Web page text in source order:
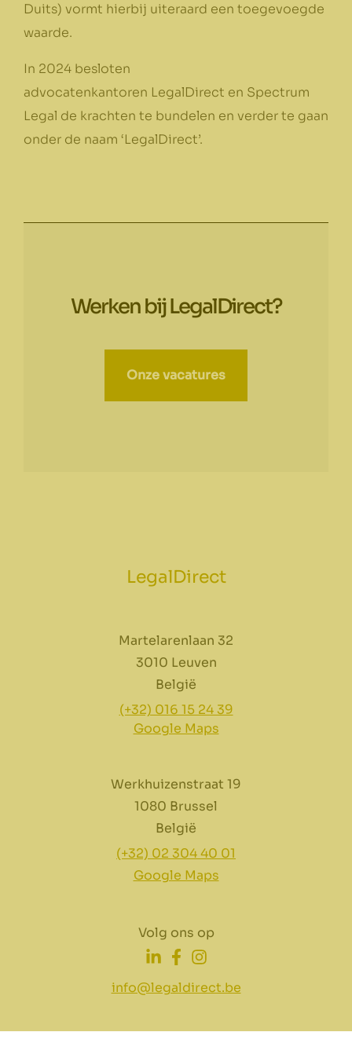
Duits) vormt hierbij uiteraard een toegevoegde
waarde.
In 2024 besloten
advocatenkantoren LegalDirect en Spectrum
Legal de krachten te bundelen en verder te gaan
onder de naam ‘LegalDirect’.
Werken bij LegalDirect?
Onze vacatures
LegalDirect
Martelarenlaan 32
3010 Leuven
België
(+32) 016 15 24 39
Google Maps
Werkhuizenstraat 19
1080 Brussel
België
(+32) 02 304 40 01
Google Maps
info@legaldirect.be
Volg ons op